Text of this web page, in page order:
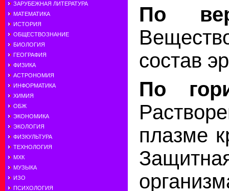
ЗАРУБЕЖНАЯ ЛИТЕРАТУРА
МАТЕМАТИКА
ИСТОРИЯ
ОБЩЕСТВОЗНАНИЕ
БИОЛОГИЯ
ГЕОГРАФИЯ
ФИЗИКА
АСТРОНОМИЯ
ИНФОРМАТИКА
ХИМИЯ
ОБЖ
ЭКОНОМИКА
ЭКОЛОГИЯ
ФИЗКУЛЬТУРА
ТЕХНОЛОГИЯ
МХК
МУЗЫКА
ИЗО
ПСИХОЛОГИЯ
По
состав
По
плазме